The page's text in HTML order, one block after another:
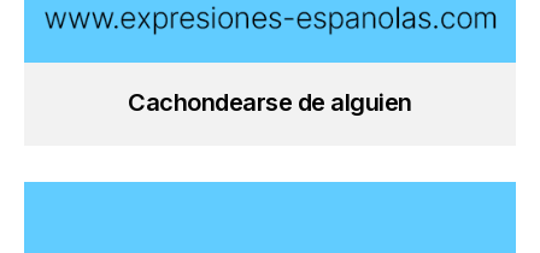
Cachondearse de alguien